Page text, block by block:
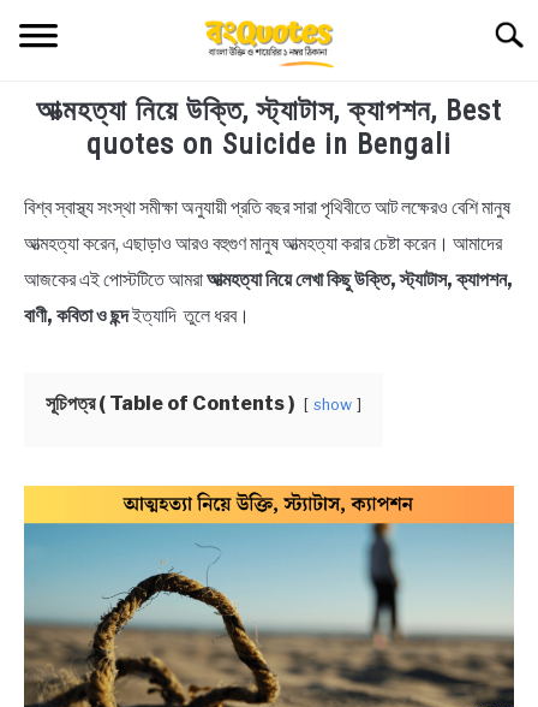
TECHNOLOGY
BIOGRAPHY
EDUCATIONAL
NEWS
BENGALI LYRICS
BENGALI NAMES
আত্মহত্যা নিয়ে উক্তি, স্ট্যাটাস, ক্যাপশন, Best
quotes on Suicide in Bengali
in
Bengali
Quotes
Bengali
Status
বিশ্ব স্বাস্থ্য সংস্থা সমীক্ষা অনুযায়ী প্রতি বছর সারা পৃথিবীতে আট লক্ষেরও বেশি মানুষ
আত্মহত্যা করেন, এছাড়াও আরও বহুগুণ মানুষ আত্মহত্যা করার চেষ্টা করেন। আমাদের
আজকের এই পোস্টটিতে আমরাআত্মহত্যা নিয়ে লেখা কিছু উক্তি, স্ট্যাটাস, ক্যাপশন,
বাণী, কবিতা ও ছন্দইত্যাদি তুলে ধরব।
সূচিপত্র ( Table of Contents ) show